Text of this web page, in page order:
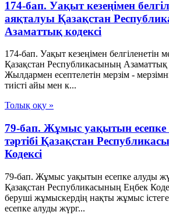
174-бап. Уақыт кезеңiмен
аяқталуы Қазақстан
Азаматтық кодексi
174-бап. Уақыт кезеңiмен белгiленетiн
Қазақстан Республикасының Азаматтық
Жылдармен есептелетiн мерзiм -
тиiстi айы мен к...
Толық оқу »
79-бап. Жұмыс уақытын есепке
тәртібі Қазақстан
Кодексі
79-бап. Жұмыс уақытын есепке алуды
Қазақстан Республикасының Еңбек
беруші жұмыскердің нақты жұмыс
есепке алуды жүрг...